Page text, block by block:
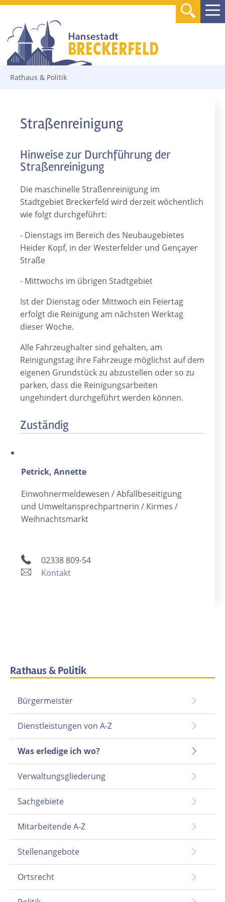
Rathaus & Politik
Straßenreinigung
Hinweise zur Durchführung der
Straßenreinigung
Die maschinelle Straßenreinigung im
Stadtgebiet Breckerfeld wird derzeit wöchentlich
wie folgt durchgeführt:
- Dienstags im Bereich des Neubaugebietes
Heider Kopf, in der Westerfelder und Gençayer
Straße
- Mittwochs im übrigen Stadtgebiet
Ist der Dienstag oder Mittwoch ein Feiertag
erfolgt die Reinigung am nächsten Werktag
dieser Woche.
Alle Fahrzeughalter sind gehalten, am
Reinigungstag ihre Fahrzeuge möglichst auf dem
eigenen Grundstück zu abzustellen oder so zu
parken, dass die Reinigungsarbeiten
ungehindert durchgeführt werden können.
Zuständig
Petrick, Annette
Einwohnermeldewesen / Abfallbeseitigung
und Umweltansprechpartnerin / Kirmes /
Weihnachtsmarkt
02338 809-54
Kontakt
Rathaus & Politik
Bürgermeister
Dienstleistungen von A-Z
Was erledige ich wo?
Verwaltungsgliederung
Sachgebiete
Mitarbeitende A-Z
Stellenangebote
Ortsrecht